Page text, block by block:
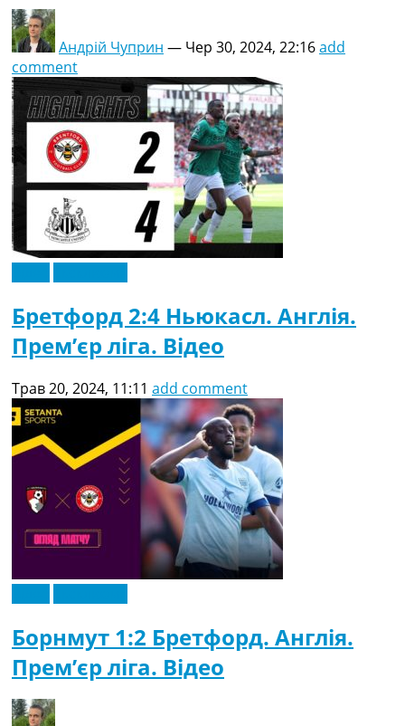
Андрій Чуприн — Чер 30, 2024, 22:16add
comment
Бретфорд 2:4 Ньюкасл. Англія.
Прем’єр ліга. Відео
Трав 20, 2024, 11:11 add comment
Борнмут 1:2 Бретфорд. Англія.
Прем’єр ліга. Відео